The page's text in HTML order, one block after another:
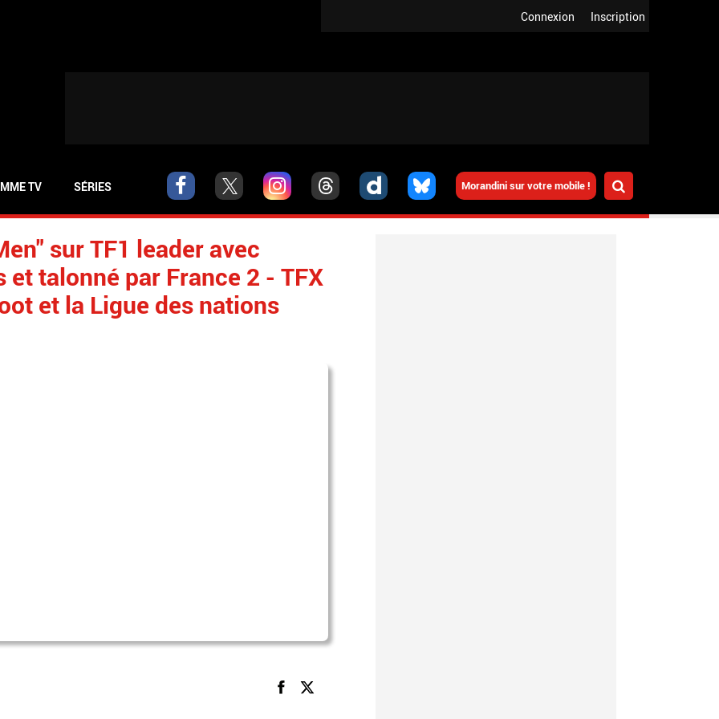
Inscription
Connexion
Morandini sur votre mobile !
TV SÉRIES
sur TF1 leader avec
talonné par France 2 - TFX
et la Ligue des nations